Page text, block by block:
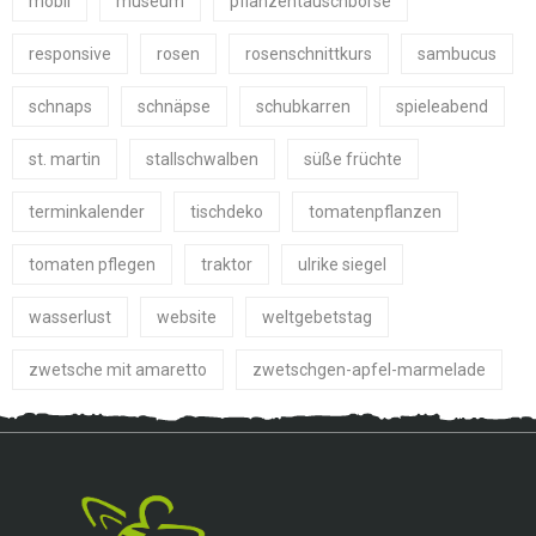
responsive rosen rosenschnittkurs sambucus
schnaps schnäpse schubkarren spieleabend
st. martin stallschwalben süße früchte
terminkalender tischdeko tomatenpflanzen
tomaten pflegen traktor ulrike siegel
wasserlust website weltgebetstag
zwetsche mit amaretto zwetschgen-apfel-marmelade